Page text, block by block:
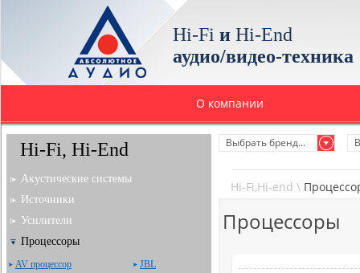
Hi-Fi и Hi-End
аудио/видео-техника
О компании
Выбрать бренд...
Hi-Fi,Hi-end \
Процессоры
Hi-Fi, Hi-End
Акустические системы
Источники
Усилители
Процессоры
AV процессор
JBL